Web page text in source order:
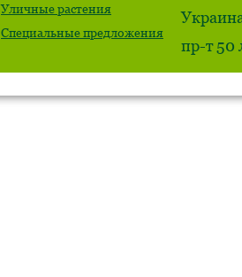
Уличные растения
Специальные предложения
пр-т 50